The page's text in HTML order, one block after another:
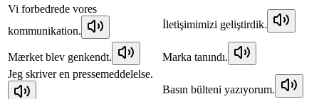
Vi forbedrede vores
kommunikation.
İletişimimizi geliştirdik.
Mærket blev genkendt.
Marka tanındı.
Jeg skriver en pressemeddelelse.
Basın bülteni yazıyorum.